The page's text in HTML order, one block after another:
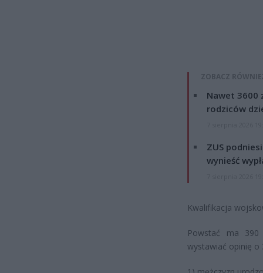
ZOBACZ
Nawet 3600
rodziców
ZUS
wynieść
Kwalifikacja
Powstać ma
wystawiać opinię o